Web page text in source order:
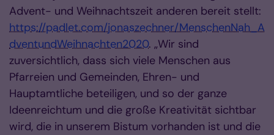
Advent- und Weihnachtszeit anderen bereit stellt:
https://padlet.com/jonaszechner/MenschenNah_A
dventundWeihnachten2020. „Wir sind
zuversichtlich, dass sich viele Menschen aus
Pfarreien und Gemeinden, Ehren- und
Hauptamtliche beteiligen, und so der ganze
Ideenreichtum und die große Kreativität sichtbar
wird, die in unserem Bistum vorhanden ist und die